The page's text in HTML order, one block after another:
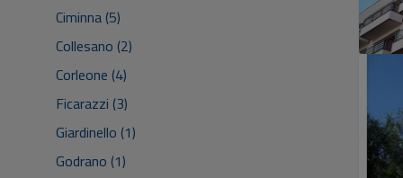
Ciminna (5)
Collesano (2)
Corleone (4)
Ficarazzi (3)
Giardinello (1)
Godrano (1)